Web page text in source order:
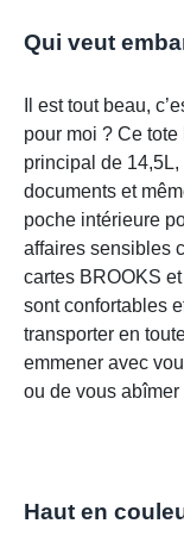
Qui veut
Il est tout beau,
pour moi ? Ce
principal de
documents et
poche intérieure
affaires sensibles
cartes BROOKS
sont confortables
transporter en
emmener avec
ou de vous
Haut en